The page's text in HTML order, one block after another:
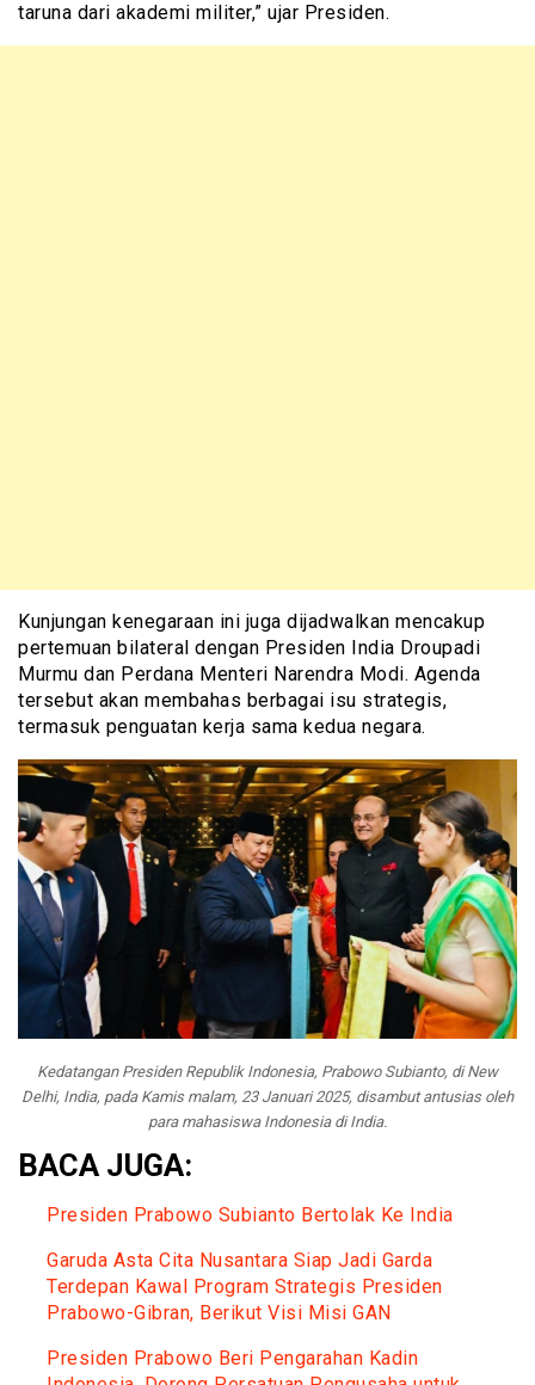
taruna dari akademi militer,” ujar Presiden.
Kunjungan kenegaraan ini juga dijadwalkan mencakup
pertemuan bilateral dengan Presiden India Droupadi
Murmu dan Perdana Menteri Narendra Modi. Agenda
tersebut akan membahas berbagai isu strategis,
termasuk penguatan kerja sama kedua negara.
Kedatangan Presiden Republik Indonesia, Prabowo Subianto, di New
Delhi, India, pada Kamis malam, 23 Januari 2025, disambut antusias oleh
para mahasiswa Indonesia di India.
BACA JUGA:
Presiden Prabowo Subianto Bertolak Ke India
Garuda Asta Cita Nusantara Siap Jadi Garda
Terdepan Kawal Program Strategis Presiden
Prabowo-Gibran, Berikut Visi Misi GAN
Presiden Prabowo Beri Pengarahan Kadin